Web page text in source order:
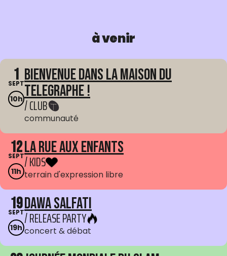
à venir
1
SEPT
10h
Bienvenue dans La Maison du
Telegraphe !
/ CLUB
communauté
12
SEPT
11h
La Rue aux enfants
/ KIDS
terrain d'expression libre
19
SEPT
19h
Dawa Salfati
/ RELEASE PARTY
concert & débat